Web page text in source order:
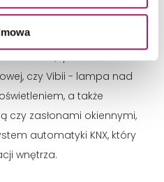
też do apartamentu
w postaci ukrytych taśm
czy Vibii - lampa nad
a także
czy zasłonami okiennymi,
automatyki KNX, który
wnętrza.